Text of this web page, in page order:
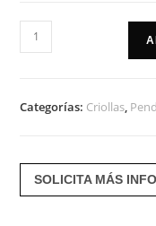
Criollas
brillantes
Categorías: Criollas,
SOLICITA MÁS